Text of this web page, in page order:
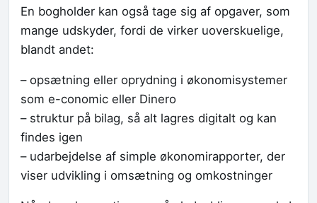
En bogholder kan også tage sig af opgaver, som
mange udskyder, fordi de virker uoverskuelige,
blandt andet:
– opsætning eller oprydning i økonomisystemer
som e-conomic eller Dinero
– struktur på bilag, så alt lagres digitalt og kan
findes igen
– udarbejdelse af simple økonomirapporter, der
viser udvikling i omsætning og omkostninger